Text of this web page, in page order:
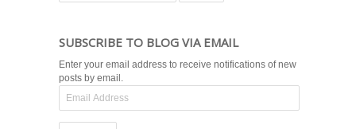
SUBSCRIBE TO BLOG VIA EMAIL
Enter your email address to receive notifications of new
posts by email.
Email